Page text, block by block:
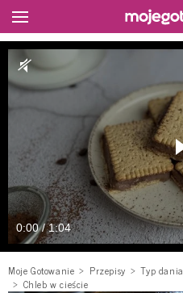
0:00 / 1:04
Moje Gotowanie Przepisy Typ dania
Chleb w cieście